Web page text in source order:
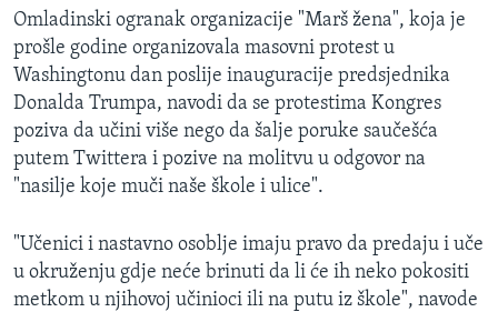
v
i
o
u
s
s
l
d
e
t
s
l
d
e
Omladinski ogranak organizacije "Marš žena", koja je
prošle godine organizovala masovni protest u
Washingtonu dan poslije inauguracije predsjednika
Donalda Trumpa, navodi da se protestima Kongres
poziva da učini više nego da šalje poruke saučešća
putem Twittera i pozive na molitvu u odgovor na
"nasilje koje muči naše škole i ulice".
"Učenici i nastavno osoblje imaju pravo da predaju i uče
u okruženju gdje neće brinuti da li će ih neko pokositi
metkom u njihovoj učinioci ili na putu iz škole", navode